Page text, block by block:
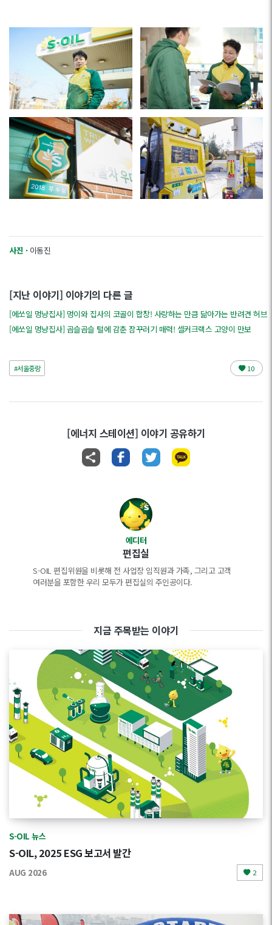
사진 ·이동진
[지난 이야기] 이야기의 다른 글
[에쏘일 멍냥집사] 멍이와 집사의 코골이 합창! 사랑하는 만큼 닮아가는 반려견 허브
[에쏘일 멍냥집사] 곱슬곱슬 털에 감춘 잠꾸러기 매력! 셀커크랙스 고양이 만보
#서울중랑 10
[에너지 스테이션] 이야기 공유하기
에디터
편집실
S-OIL 편집위원을 비롯해 전 사업장 임직원과 가족, 그리고 고객
여러분을 포함한 우리 모두가 편집실의 주인공이다.
지금 주목받는 이야기
S-OIL 뉴스
S-OIL, 2025 ESG 보고서 발간
AUG 2026 2